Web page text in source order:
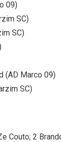
09)
SC)
SC)
(AD Marco 09)
SC)
2